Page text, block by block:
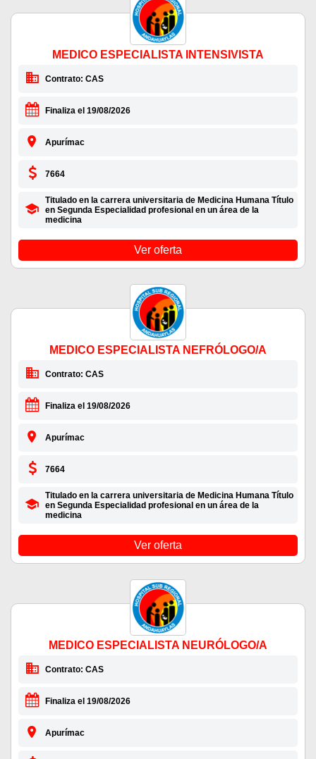
MEDICO ESPECIALISTA INTENSIVISTA
Contrato: CAS
Finaliza el 19/08/2026
Apurímac
7664
Titulado en la carrera universitaria de Medicina Humana Título
en Segunda Especialidad profesional en un área de la
medicina
Ver oferta
MEDICO ESPECIALISTA NEFRÓLOGO/A
Contrato: CAS
Finaliza el 19/08/2026
Apurímac
7664
Titulado en la carrera universitaria de Medicina Humana Título
en Segunda Especialidad profesional en un área de la
medicina
Ver oferta
MEDICO ESPECIALISTA NEURÓLOGO/A
Contrato: CAS
Finaliza el 19/08/2026
Apurímac